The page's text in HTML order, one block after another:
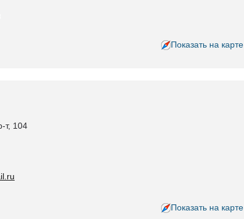
Показать на карте
т, 104
Показать на карте